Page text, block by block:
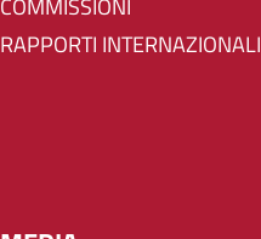
RAPPORTI INTERNAZIONALI